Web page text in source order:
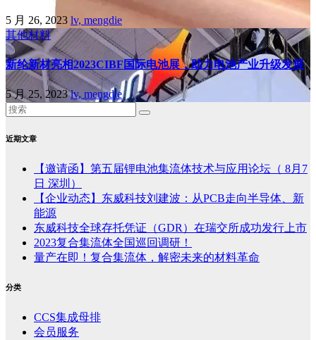
5 月 26, 2023 lv, mengdie
其他材料
新纶新材亮相2023CIBF国际电池展，助力电池产业升级发展
5 月 25, 2023lv, mengdie
近期文章
【邀请函】第五届锂电池集流体技术与应用论坛（ 8月7
日 深圳）
【企业动态】东威科技刘建波：从PCB走向半导体、新
能源
东威科技全球存托凭证（GDR）在瑞交所成功发行上市
2023复合集流体全国巡回调研！
量产在即！复合集流体，解密未来的材料革命
分类
CCS集成母排
会员服务